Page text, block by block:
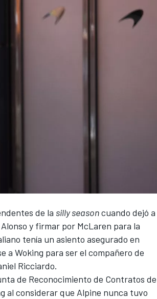
de la silly seasoncuando dejó a
y firmar por McLaren para la
tenía un asiento asegurado en
a Woking para ser el compañero de
Ricciardo.
de Reconocimiento de Contratos de
al considerar que Alpine nunca tuvo